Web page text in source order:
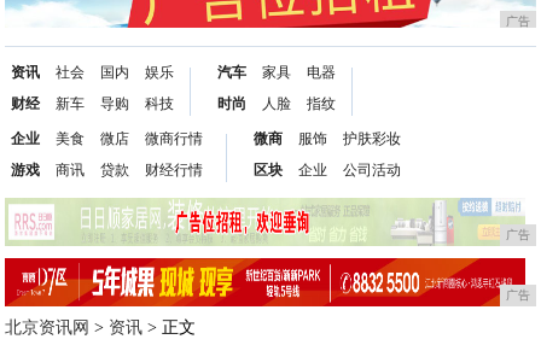
广告
资讯
财经
社会
新车
国内
导购
娱乐
科技
汽车
时尚
家具
人脸
电器
指纹
企业
游戏
美食
商讯
微店
贷款
微商行情
财经行情
微商
区块
服饰
企业
护肤彩妆
公司活动
广告
广告
北京资讯网 > 资讯 > 正文